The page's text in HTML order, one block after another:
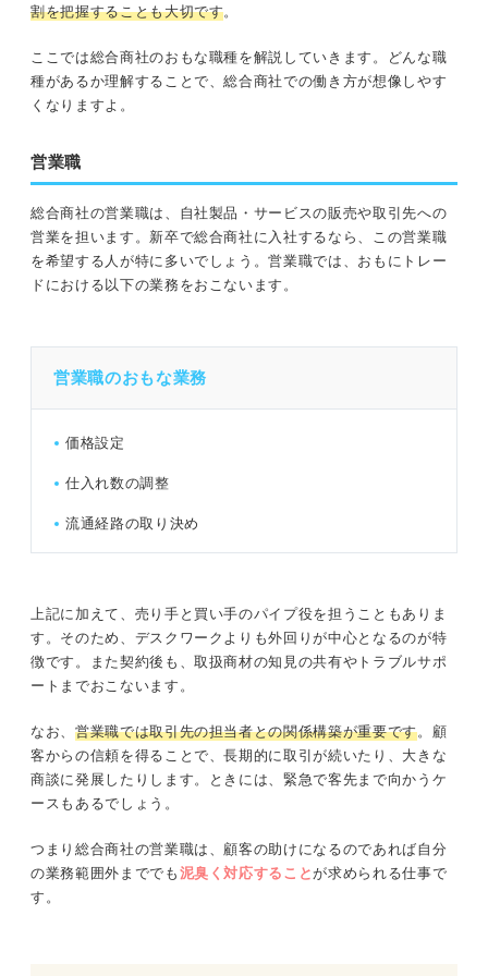
割を把握することも大切です。
ここでは総合商社のおもな職種を解説していきます。どんな職
種があるか理解することで、総合商社での働き方が想像しやす
くなりますよ。
営業職
総合商社の営業職は、自社製品・サービスの販売や取引先への
営業を担います。新卒で総合商社に入社するなら、この営業職
を希望する人が特に多いでしょう。営業職では、おもにトレー
ドにおける以下の業務をおこないます。
営業職のおもな業務
価格設定
仕入れ数の調整
流通経路の取り決め
上記に加えて、売り手と買い手のパイプ役を担うこともありま
す。そのため、デスクワークよりも外回りが中心となるのが特
徴です。また契約後も、取扱商材の知見の共有やトラブルサポ
ートまでおこないます。
なお、 営業職では取引先の担当者との関係構築が重要です。顧
客からの信頼を得ることで、長期的に取引が続いたり、大きな
商談に発展したりします。ときには、緊急で客先まで向かうケ
ースもあるでしょう。
つまり総合商社の営業職は、顧客の助けになるのであれば自分
の業務範囲外まででも 泥臭く対応することが求められる仕事で
す。